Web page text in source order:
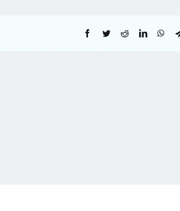
Facebook
TwitterRedditLinkedIn